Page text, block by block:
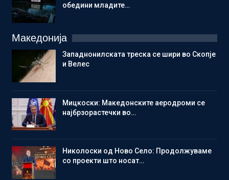
обедини младите…
Македонија
Западнонилската треска се шири во Скопје
и Велес
Мицкоски: Македонските аеродроми се
најбрзорастечки во…
Николоски од Ново Село: Продолжуваме
со проекти што носат…